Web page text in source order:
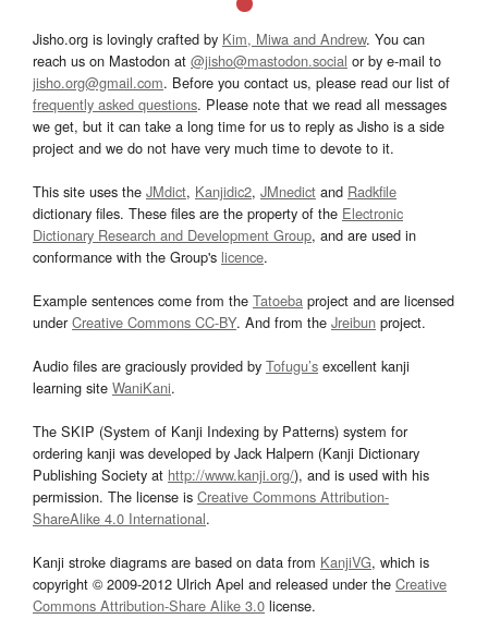
Jisho.org is lovingly crafted by Kim, Miwa and Andrew. You can
reach us on Mastodon at @jisho@mastodon.social or by e-mail to
jisho.org@gmail.com. Before you contact us, please read our list of
frequently asked questions. Please note that we read all messages
we get, but it can take a long time for us to reply as Jisho is a side
project and we do not have very much time to devote to it.
This site uses the JMdict, Kanjidic2, JMnedict and Radkfile
dictionary files. These files are the property of the Electronic
Dictionary Research and Development Group, and are used in
conformance with the Group's licence.
Example sentences come from the Tatoeba project and are licensed
underCreative Commons CC-BY. And from the Jreibun project.
Audio files are graciously provided by Tofugu’s excellent kanji
learning site WaniKani.
The SKIP (System of Kanji Indexing by Patterns) system for
ordering kanji was developed by Jack Halpern (Kanji Dictionary
Publishing Society at http://www.kanji.org/), and is used with his
permission. The license is Creative Commons Attribution-
ShareAlike 4.0 International.
Kanji stroke diagrams are based on data from KanjiVG, which is
copyright © 2009-2012 Ulrich Apel and released under the Creative
Commons Attribution-Share Alike 3.0 license.